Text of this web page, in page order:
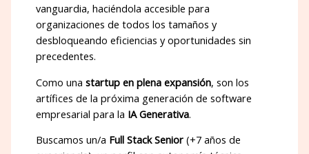
vanguardia, haciéndola accesible para
organizaciones de todos los tamaños y
desbloqueando eficiencias y oportunidades sin
precedentes.
Como unastartup en plena expansión, son los
artífices de la próxima generación de software
empresarial para la IA Generativa.
Buscamos un/a Full Stack Senior (+7 años de